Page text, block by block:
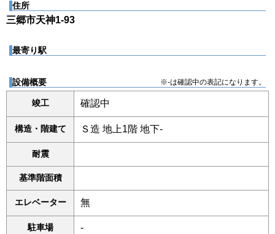
住所
三郷市天神1-93
最寄り駅
設備概要 ※-は確認中の表記になります。
竣工 確認中
構造・階建て Ｓ造 地上1階 地下-
耐震
基準階面積
エレベーター 無
駐車場 -